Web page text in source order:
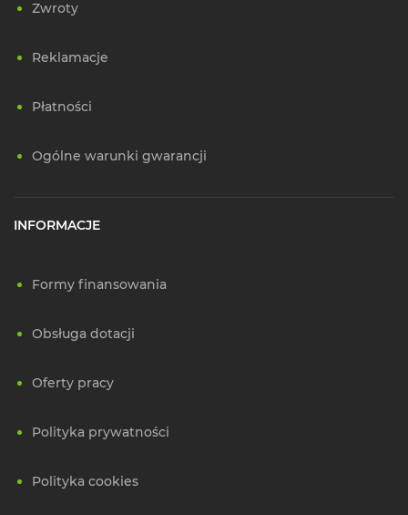
Zwroty
Reklamacje
Płatności
Ogólne warunki gwarancji
INFORMACJE
Formy finansowania
Obsługa dotacji
Oferty pracy
Polityka prywatności
Polityka cookies